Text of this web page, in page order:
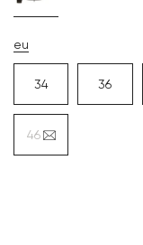
eu
34 36
46